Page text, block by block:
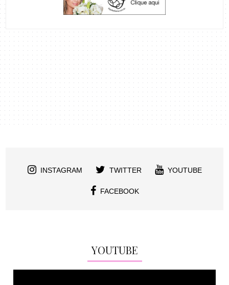
INSTAGRAM TWITTER YOUTUBE
FACEBOOK
YOUTUBE